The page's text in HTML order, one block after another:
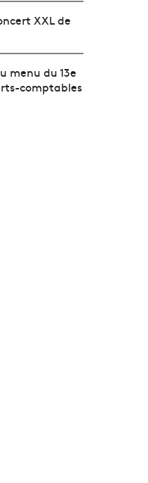
XXL de
menu du 13e
comptables